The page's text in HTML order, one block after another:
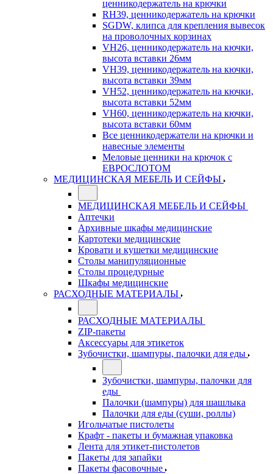
ценникодержатель на крючки
RH39, ценникодержатель на крючки
SGDW, клипса для крепления вывесок
на проволочных корзинах
VH26, ценникодержатель на кючки,
высота вставки 26мм
VH39, ценникодержатель на кючки,
высота вставки 39мм
VH52, ценникодержатель на кючки,
высота вставки 52мм
VH60, ценникодержатель на кючки,
высота вставки 60мм
Все ценникодержатели на крючки и
навесные элементы
Меловые ценники на крючок с
ЕВРОСЛОТОМ
МЕДИЦИНСКАЯ МЕБЕЛЬ И СЕЙФЫ
МЕДИЦИНСКАЯ МЕБЕЛЬ И СЕЙФЫ
Аптечки
Архивные шкафы медицинские
Картотеки медицинские
Кровати и кушетки медицинские
Столы манипуляционные
Столы процедурные
Шкафы медицинские
РАСХОДНЫЕ МАТЕРИАЛЫ
РАСХОДНЫЕ МАТЕРИАЛЫ
ZIP-пакеты
Аксессуары для этикеток
Зубочистки, шампуры, палочки для еды
Зубочистки, шампуры, палочки для
еды
Палочки (шампуры) для шашлыка
Палочки для еды (суши, роллы)
Игольчатые пистолеты
Крафт - пакеты и бумажная упаковка
Лента для этикет-пистолетов
Пакеты для запайки
Пакеты фасовочные